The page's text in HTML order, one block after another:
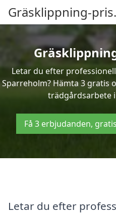
Gräsklippning-
Letar du efter
Sparreholm? Hämta 3 gratis
trädgårdsarbete
Få 3 erbjudanden,
Letar du efter